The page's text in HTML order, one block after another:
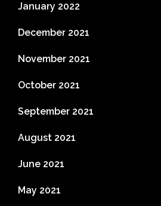
January 2022
December 2021
November 2021
October 2021
September 2021
August 2021
June 2021
May 2021